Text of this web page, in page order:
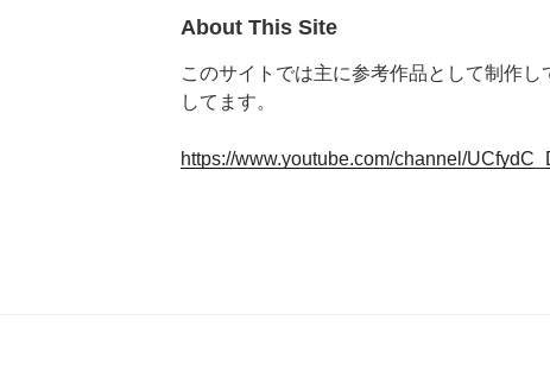
About This Site
このサイトでは主に参考作品として制作
してます。
https://www.youtube.com/channel/